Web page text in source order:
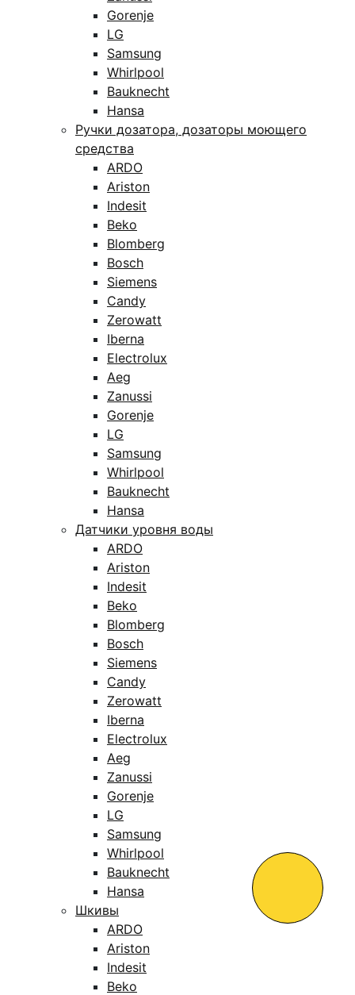
Gorenje
LG
Samsung
Whirlpool
Bauknecht
Hansa
Ручки дозатора, дозаторы моющего
средства
ARDO
Ariston
Indesit
Beko
Blomberg
Bosch
Siemens
Candy
Zerowatt
Iberna
Electrolux
Aeg
Zanussi
Gorenje
LG
Samsung
Whirlpool
Bauknecht
Hansa
Датчики уровня воды
ARDO
Ariston
Indesit
Beko
Blomberg
Bosch
Siemens
Candy
Zerowatt
Iberna
Electrolux
Aeg
Zanussi
Gorenje
LG
Samsung
Whirlpool
Bauknecht
Hansa
Шкивы
ARDO
Ariston
Indesit
Beko